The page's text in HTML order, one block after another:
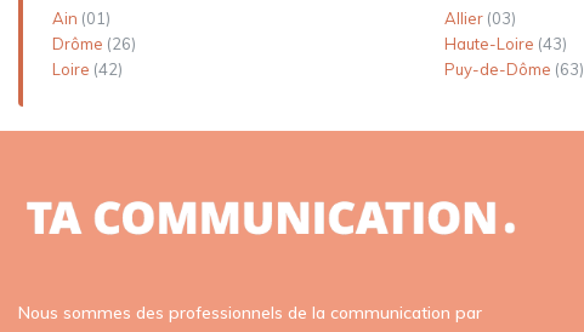
Pochettes et trousses
Parapluies
Sacs publicitaires
Ain (01) Allier (03)
Drôme (26) Haute-Loire (43)
Loire (42) Puy-de-Dôme (63)
Nous sommes des professionnels de la communication par